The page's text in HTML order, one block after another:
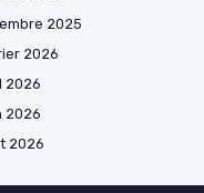
2025
2026
2026
2026
2026